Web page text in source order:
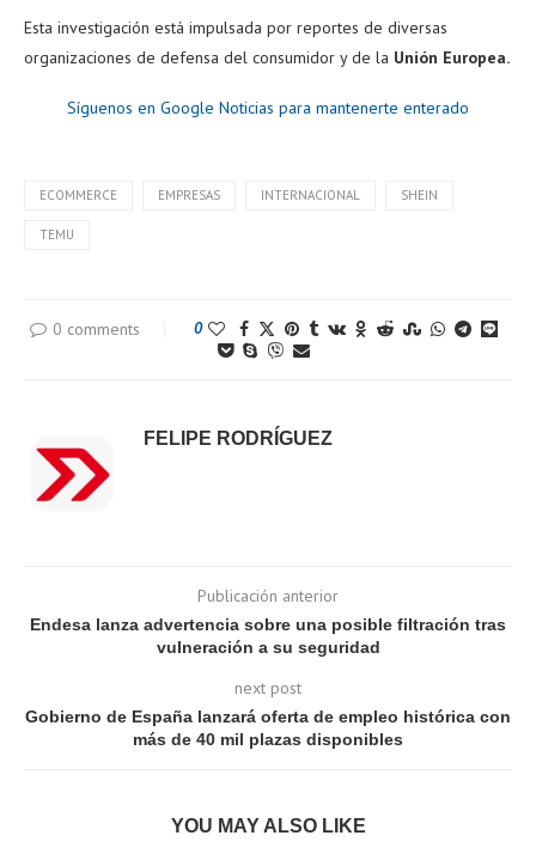
Esta investigación está impulsada por reportes de diversas
organizaciones de defensa del consumidor y de la Unión Europea.
Síguenos en Google Noticias para mantenerte enterado
ECOMMERCE EMPRESAS INTERNACIONAL SHEIN
TEMU
0 comments 0
FELIPE RODRÍGUEZ
Publicación anterior
Endesa lanza advertencia sobre una posible filtración tras
vulneración a su seguridad
next post
Gobierno de España lanzará oferta de empleo histórica con
más de 40 mil plazas disponibles
YOU MAY ALSO LIKE